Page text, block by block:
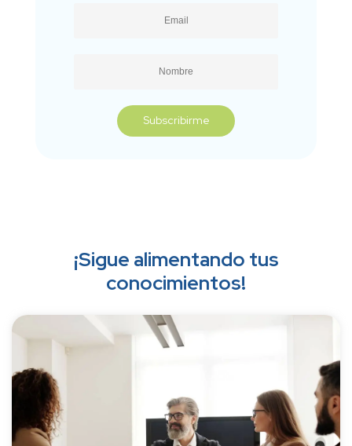
¡Sigue alimentando tus
conocimientos!